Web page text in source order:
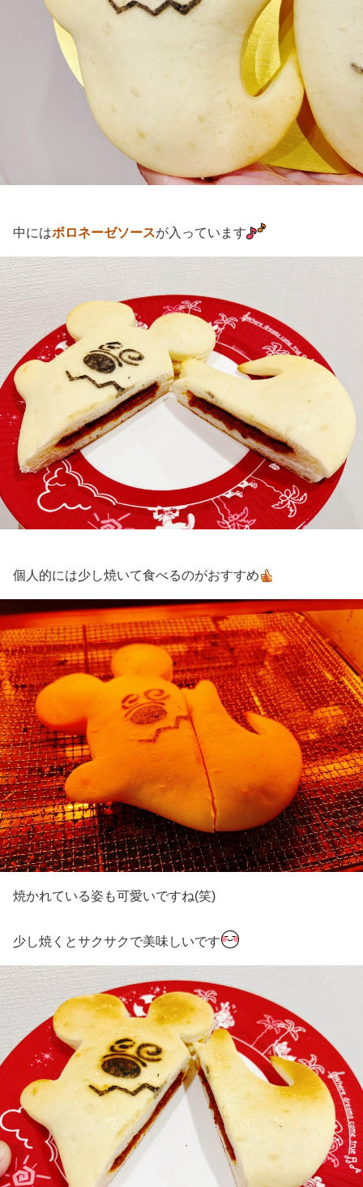
中にはボロネーゼソースが入っています
個人的には少し焼いて食べるのがおすすめ
焼かれている姿も可愛いですね(笑)
少し焼くとサクサクで美味しいです